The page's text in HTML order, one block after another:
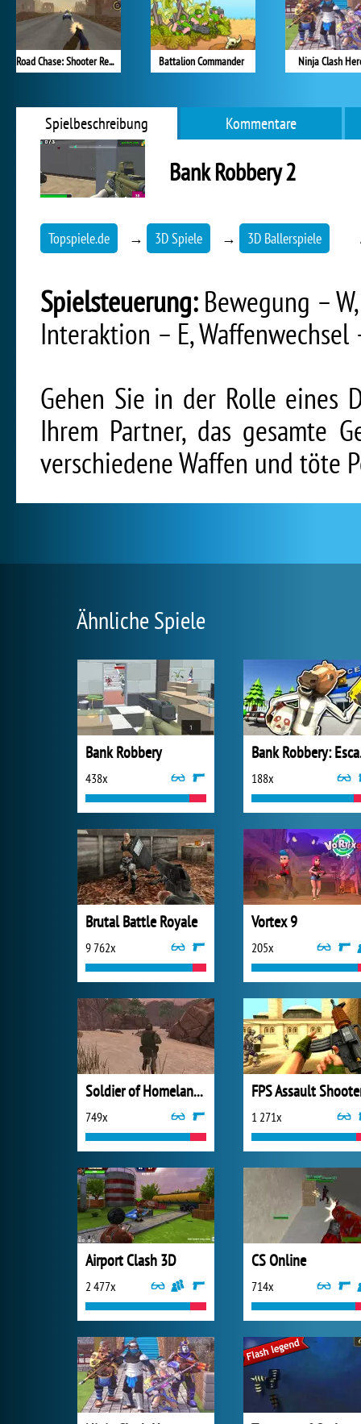
Road Chase: Shooter Realistic Guns Battalion Commander Ninja Clash
Spielbeschreibung Kommentare
Bank Robbery 2
Topspiele.de → 3D Spiele → 3D Ballerspiele
Spielsteuerung:Bewegung –
Interaktion – E, Waffenwechsel
Gehen Sie in der Rolle eines
Ihrem Partner, das gesamte
verschiedene Waffen und töte
Ähnliche Spiele
Bank Robbery
438x 188x
Brutal Battle Royale
9 762x
Vortex 9
205x
Soldier of Homeland: Sahara
749x
FPS Assault
1 271x
Airport Clash 3D
2 477x
CS Online
714x